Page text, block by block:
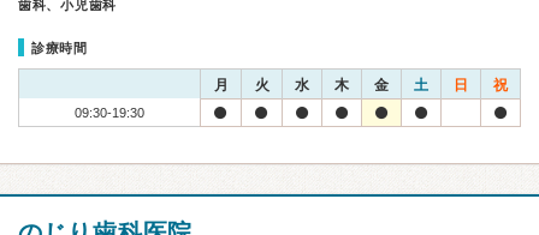
歯科、小児歯科
診療時間
月 火 水 木 金 土 日 祝
09:30-19:30